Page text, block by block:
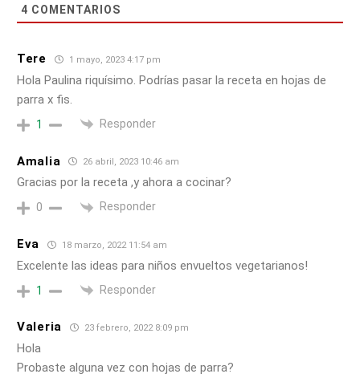
4 COMENTARIOS
Tere 1 mayo, 2023 4:17 pm
Hola Paulina riquísimo. Podrías pasar la receta en hojas de
parra x fis.
1 Responder
Amalia 26 abril, 2023 10:46 am
Gracias por la receta ,y ahora a cocinar?
0 Responder
Eva 18 marzo, 2022 11:54 am
Excelente las ideas para niños envueltos vegetarianos!
1 Responder
Valeria 23 febrero, 2022 8:09 pm
Hola
Probaste alguna vez con hojas de parra?